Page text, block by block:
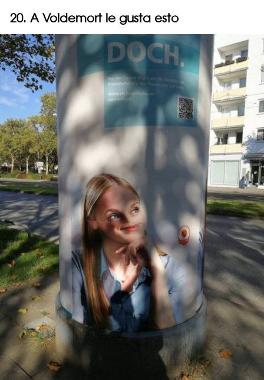
20. A Voldemort le gusta esto